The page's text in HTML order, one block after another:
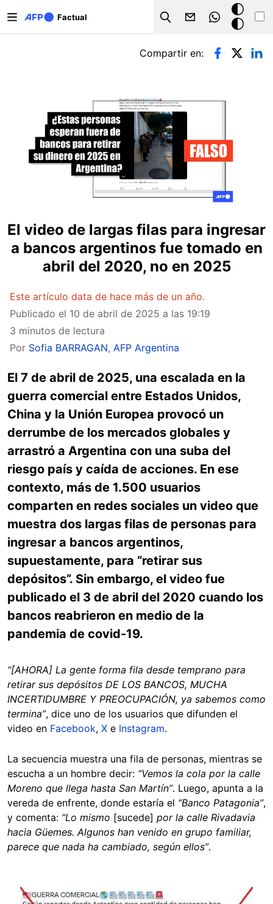
Factual
Search
Modo
oscuro
Solapas principales
Compartir en:
El video de largas filas para ingresar
a bancos argentinos fue tomado en
abril del 2020, no en 2025
Este artículo data de hace más de un año.
Publicado el 10 de abril de 2025 a las 19:19
3 minutos de lectura
Por Sofia BARRAGAN, AFP Argentina
El 7 de abril de 2025, una escalada en la
guerra comercial entre Estados Unidos,
China y la Unión Europea provocó un
derrumbe de los mercados globales y
arrastró a Argentina con una suba del
riesgo país y caída de acciones. En ese
contexto, más de 1.500 usuarios
comparten en redes sociales un video que
muestra dos largas filas de personas para
ingresar a bancos argentinos,
supuestamente, para “retirar sus
depósitos”. Sin embargo, el video fue
publicado el 3 de abril del 2020 cuando los
bancos reabrieron en medio de la
pandemia de covid-19.
“[AHORA] La gente forma fila desde temprano para
retirar sus depósitos DE LOS BANCOS, MUCHA
INCERTIDUMBRE Y PREOCUPACIÓN, ya sabemos como
termina”, dice uno de los usuarios que difunden el
video en Facebook, X e Instagram.
La secuencia muestra una fila de personas, mientras se
escucha a un hombre decir: “Vemos la cola por la calle
Moreno que llega hasta San Martín”. Luego, apunta a la
vereda de enfrente, donde estaría el “Banco Patagonia”,
y comenta: “Lo mismo [sucede] por la calle Rivadavia
hacia Güemes. Algunos han venido en grupo familiar,
parece que nada ha cambiado, según ellos”.
Image